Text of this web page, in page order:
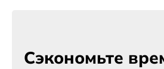
Сэкономьте